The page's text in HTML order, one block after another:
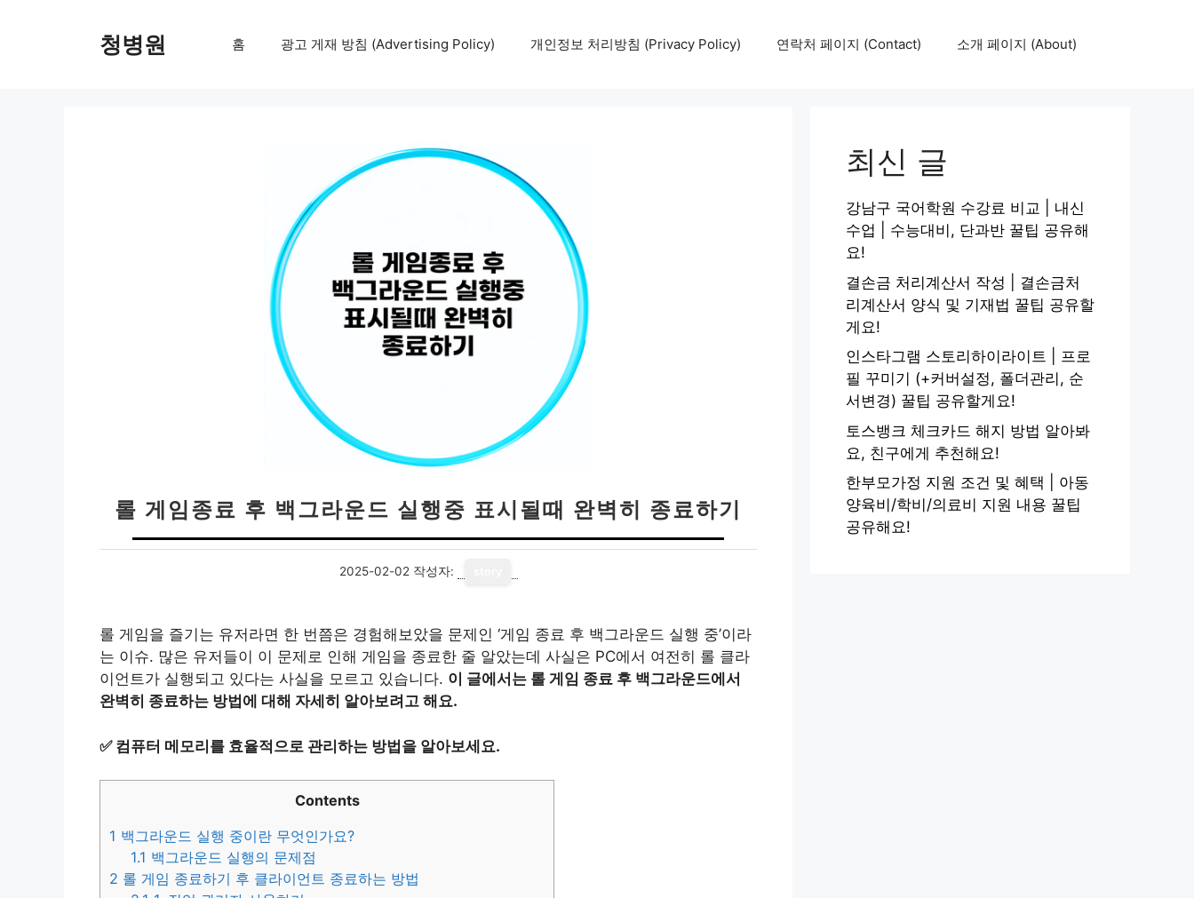
청병원 홈 광고 게재 방침 (Advertising Policy) 개인정보 처리방침 (Privacy Policy) 연락처 페이지 (Contact) 소개 페이지 (About)
롤 게임종료 후 백그라운드 실행중 표시될때 완벽히 종료하기
2025-02-02 작성자:
롤 게임을 즐기는 유저라면 한 번쯤은 경험해보았을 문제인 ‘게임 종료 후 백그라운드 실행 중’이라
는 이슈. 많은 유저들이 이 문제로 인해 게임을 종료한 줄 알았는데 사실은 PC에서 여전히 롤 클라
이언트가 실행되고 있다는 사실을 모르고 있습니다. 이 글에서는 롤 게임 종료 후 백그라운드에서
완벽히 종료하는 방법에 대해 자세히 알아보려고 해요.
✅ 컴퓨터 메모리를 효율적으로 관리하는 방법을 알아보세요.
Contents
1 백그라운드 실행 중이란 무엇인가요?
1.1 백그라운드 실행의 문제점
2 롤 게임 종료하기 후 클라이언트 종료하는 방법
최신 글
강남구 국어학원 수강료 비교 | 내신
수업 | 수능대비, 단과반 꿀팁 공유해
요!
결손금 처리계산서 작성 | 결손금처
리계산서 양식 및 기재법 꿀팁 공유할
게요!
인스타그램 스토리하이라이트 | 프로
필 꾸미기 (+커버설정, 폴더관리, 순
서변경) 꿀팁 공유할게요!
토스뱅크 체크카드 해지 방법 알아봐
요, 친구에게 추천해요!
한부모가정 지원 조건 및 혜택 | 아동
양육비/학비/의료비 지원 내용 꿀팁
공유해요!